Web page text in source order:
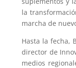
la
marcha de
Hasta la fecha,
director de
medios